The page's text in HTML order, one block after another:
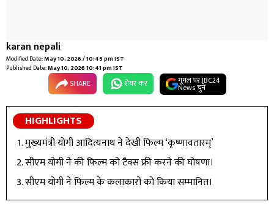
karan nepali
Modified Date:May 10, 2026 / 10:45 pm IST
Published Date:May 10, 2026 10:41 pm IST
SHARE शेयर कर गूगल पर IBC24
News चुनें
HIGHLIGHTS
मुख्यमंत्री योगी आदित्यनाथ ने देखी फिल्म ‘कृष्णावतारम्’
सीएम योगी ने की फिल्म को टैक्स फ्री करने की घोषणा।
सीएम योगी ने फिल्म के कलाकारों को किया सम्मानित।